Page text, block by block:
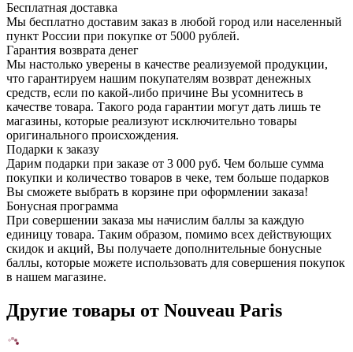
Бесплатная доставка
Мы бесплатно доставим заказ в любой город или населенный
пункт России при покупке от 5000 рублей.
Гарантия возврата денег
Мы настолько уверены в качестве реализуемой продукции,
что гарантируем нашим покупателям возврат денежных
средств, если по какой-либо причине Вы усомнитесь в
качестве товара. Такого рода гарантии могут дать лишь те
магазины, которые реализуют исключительно товары
оригинального происхождения.
Подарки к заказу
Дарим подарки при заказе от 3 000 руб. Чем больше сумма
покупки и количество товаров в чеке, тем больше подарков
Вы сможете выбрать в корзине при оформлении заказа!
Бонусная программа
При совершении заказа мы начислим баллы за каждую
единицу товара. Таким образом, помимо всех действующих
скидок и акций, Вы получаете дополнительные бонусные
баллы, которые можете использовать для совершения покупок
в нашем магазине.
Другие товары от Nouveau Paris